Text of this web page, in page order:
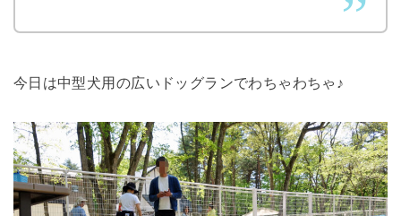
今日は中型犬用の広いドッグランでわちゃわちゃ♪